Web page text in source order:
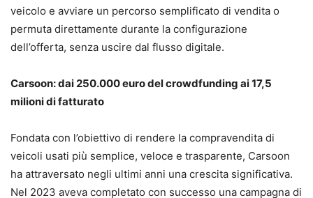
veicolo e avviare un percorso semplificato di vendita o
permuta direttamente durante la configurazione
dell’offerta, senza uscire dal flusso digitale.
Carsoon: dai 250.000 euro del crowdfunding ai 17,5
milioni di fatturato
Fondata con l’obiettivo di rendere la compravendita di
veicoli usati più semplice, veloce e trasparente, Carsoon
ha attraversato negli ultimi anni una crescita significativa.
Nel 2023 aveva completato con successo una campagna di